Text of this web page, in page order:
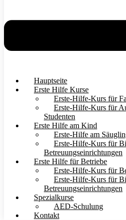
Hauptseite
Erste Hilfe Kurse
Erste-Hilfe-Kurs für
Erste-Hilfe-Kurs für
Studenten
Erste Hilfe am Kind
Erste-Hilfe am
Erste-Hilfe-Kurs für
Betreuungseinrichtungen
Erste Hilfe für Betriebe
Erste-Hilfe-Kurs für
Erste-Hilfe-Kurs für
Betreuungseinrichtungen
Spezialkurse
AED-Schulung
Kontakt